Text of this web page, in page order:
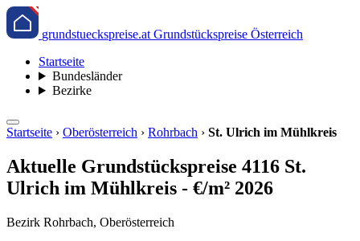
grundstueckspreise.at Grundstückspreise Österreich
Startseite
Bundesländer
Bezirke
Startseite › Oberösterreich › Rohrbach › St. Ulrich im Mühlkreis
Aktuelle Grundstückspreise 4116 St.
Ulrich im Mühlkreis - €/m² 2026
Bezirk Rohrbach, Oberösterreich